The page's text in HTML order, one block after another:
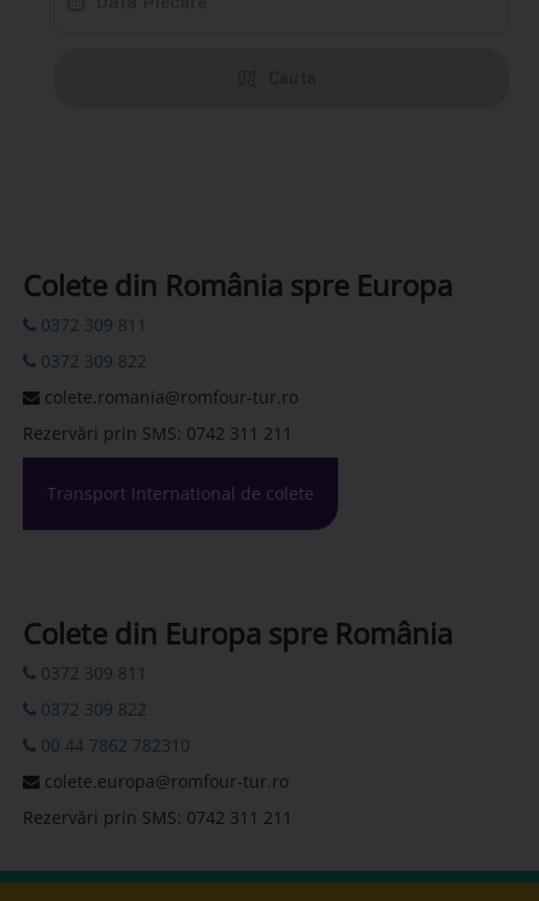
Colete din România spre Europa
0372 309 811
0372 309 822
colete.romania@romfour-tur.ro
Rezervări prin SMS: 0742 311 211
Transport International de colete
Colete din Europa spre România
0372 309 811
0372 309 822
00 44 7862 782310
colete.europa@romfour-tur.ro
Rezervări prin SMS: 0742 311 211